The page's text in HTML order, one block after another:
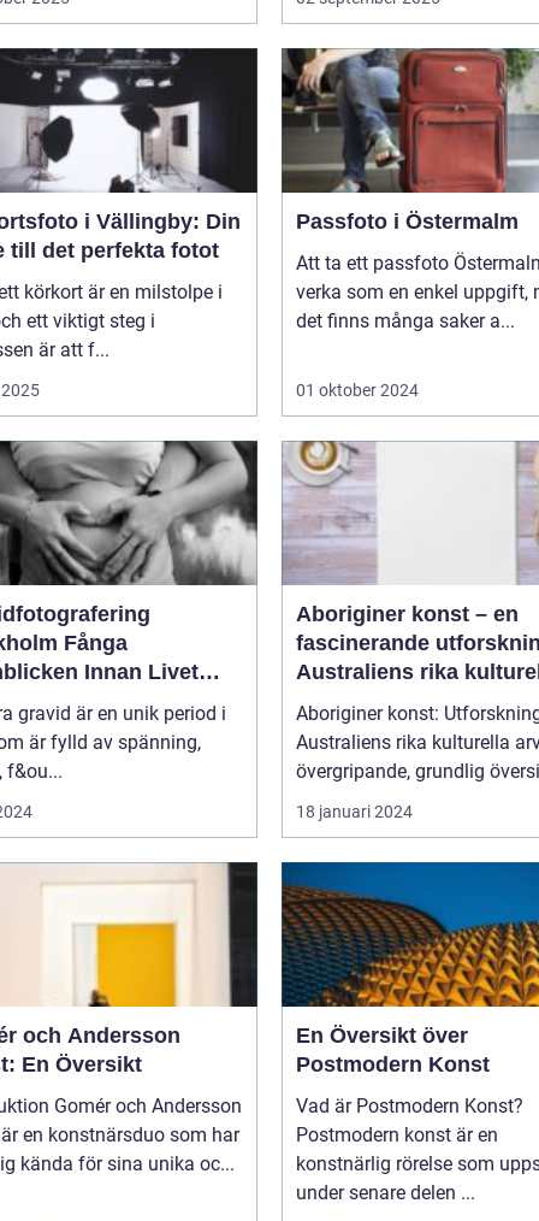
i Vällingby: Din
till det perfekta fotot
körkort är en milstolpe i
ett viktigt steg i
är att f...
Passfoto i Östermalm
Att ta ett passfoto
verka som en enkel uppgift,
det finns många saker a...
01 oktober 2024
Fånga
Innan Livet
gravid är en unik period i
är fylld av spänning,
f&ou...
Aboriginer konst – en
fascinerande
Australiens rika
arv
Aboriginer konst:
Australiens rika kulturella arv
övergripande, grundlig
18 januari 2024
och Andersson
En Översikt
och Andersson
en konstnärsduo som har
kända för sina unika oc...
En Översikt över
Postmodern Konst
Vad är Postmodern Konst?
Postmodern konst är en
konstnärlig rörelse som
under senare delen ...